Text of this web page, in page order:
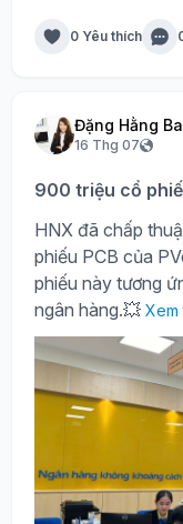
0 Yêu thích
Đặng Hằng
16 Thg 07
900 triệu cổ
HNX đã chấp
phiếu PCB của
phiếu này tương
ngân hàng.💥 Xem